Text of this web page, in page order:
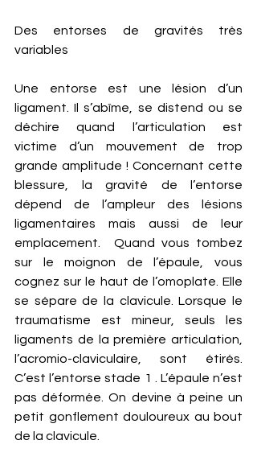
Des entorses de gravités très
variables
Une entorse est une lésion d’un
ligament. Il s’abîme, se distend ou se
déchire quand l’articulation est
victime d’un mouvement de trop
grande amplitude ! Concernant cette
blessure, la gravité de l’entorse
dépend de l’ampleur des lésions
ligamentaires mais aussi de leur
emplacement.  Quand vous tombez
sur le moignon de l’épaule, vous
cognez sur le haut de l’omoplate. Elle
se sépare de la clavicule. Lorsque le
traumatisme est mineur, seuls les
ligaments de la première articulation,
l’acromio-claviculaire, sont étirés.
C’est l’entorse stade 1 . L’épaule n’est
pas déformée. On devine à peine un
petit gonflement douloureux au bout
de la clavicule.